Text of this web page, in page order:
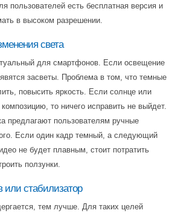
пользователей есть бесплатная версия и
в высоком разрешении.
света
для смартфонов. Если освещение
засветы. Проблема в том, что темные
повысить яркость. Если солнце или
то ничего исправить не выйдет.
предлагают пользователям ручные
Если один кадр темный, а следующий
не будет плавным, стоит потратить
ползунки.
или стабилизатор
тем лучше. Для таких целей